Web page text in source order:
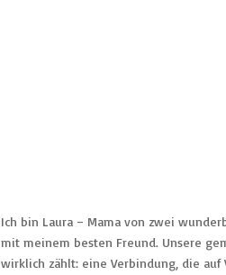
Ich bin Laura – Mama von zwei
mit meinem besten Freund. Unsere
wirklich zählt: eine Verbindung, die auf